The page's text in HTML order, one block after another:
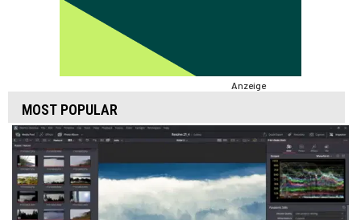
Anzeige
MOST POPULAR